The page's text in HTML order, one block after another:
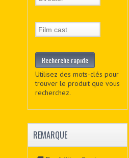
Utilisez des mots-clés pour
trouver le produit que vous
recherchez.
REMARQUE